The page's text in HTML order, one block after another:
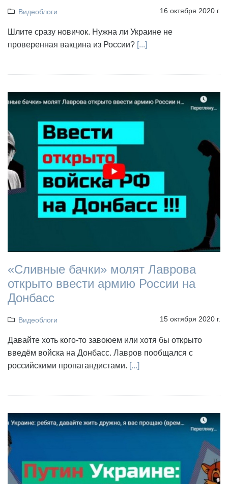
Видеоблоги 16 октября 2020 г.
Шлите сразу новичок. Нужна ли Украине не
проверенная вакцина из России? [...]
«Сливные бачки» молят Лаврова
открыто ввести армию России на
Донбасс
Видеоблоги 15 октября 2020 г.
Давайте хоть кого-то завоюем или хотя бы открыто
введём войска на Донбасс. Лавров пообщался с
российскими пропагандистами. [...]